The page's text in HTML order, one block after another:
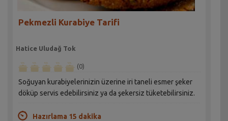
Pekmezli Kurabiye Tarifi
Hatice Uludağ Tok
(0)
Soğuyan kurabiyelerinizin üzerine iri taneli esmer şeker
döküp servis edebilirsiniz ya da şekersiz tüketebilirsiniz.
Hazırlama 15 dakika